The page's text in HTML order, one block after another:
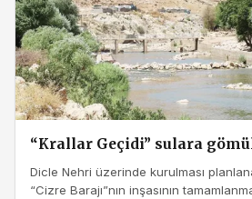
“Krallar Geçidi” sulara
Dicle Nehri üzerinde kurulması
“Cizre Barajı”nın inşasının